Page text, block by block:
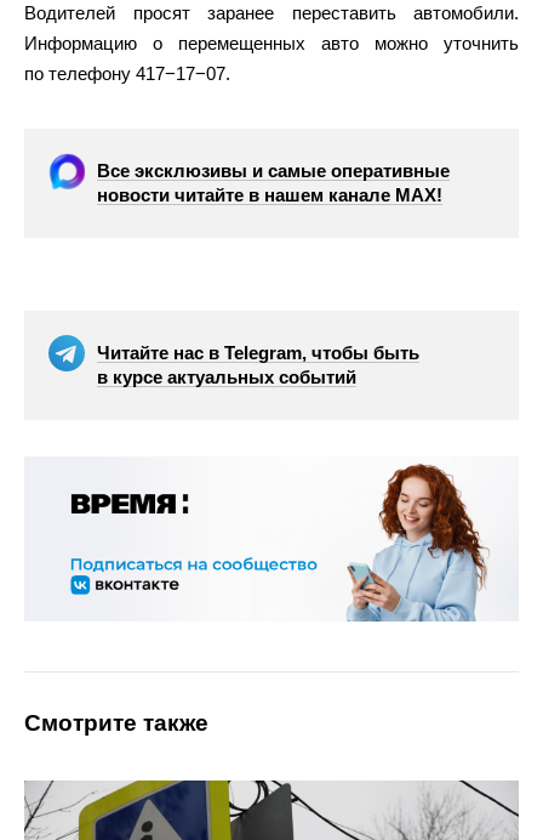
Водителей просят заранее переставить автомобили.
Информацию о перемещенных авто можно уточнить
по телефону 417−17−07.
Все эксклюзивы и самые оперативные
новости читайте в нашем канале МАХ!
Читайте нас в Telegram, чтобы быть
в курсе актуальных событий
Смотрите также